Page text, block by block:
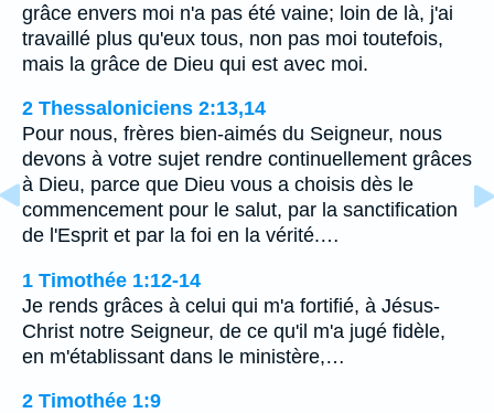
grâce envers moi n'a pas été vaine; loin de là, j'ai
travaillé plus qu'eux tous, non pas moi toutefois,
mais la grâce de Dieu qui est avec moi.
2 Thessaloniciens 2:13,14
Pour nous, frères bien-aimés du Seigneur, nous
devons à votre sujet rendre continuellement grâces
à Dieu, parce que Dieu vous a choisis dès le
commencement pour le salut, par la sanctification
de l'Esprit et par la foi en la vérité.…
1 Timothée 1:12-14
Je rends grâces à celui qui m'a fortifié, à Jésus-
Christ notre Seigneur, de ce qu'il m'a jugé fidèle,
en m'établissant dans le ministère,…
2 Timothée 1:9